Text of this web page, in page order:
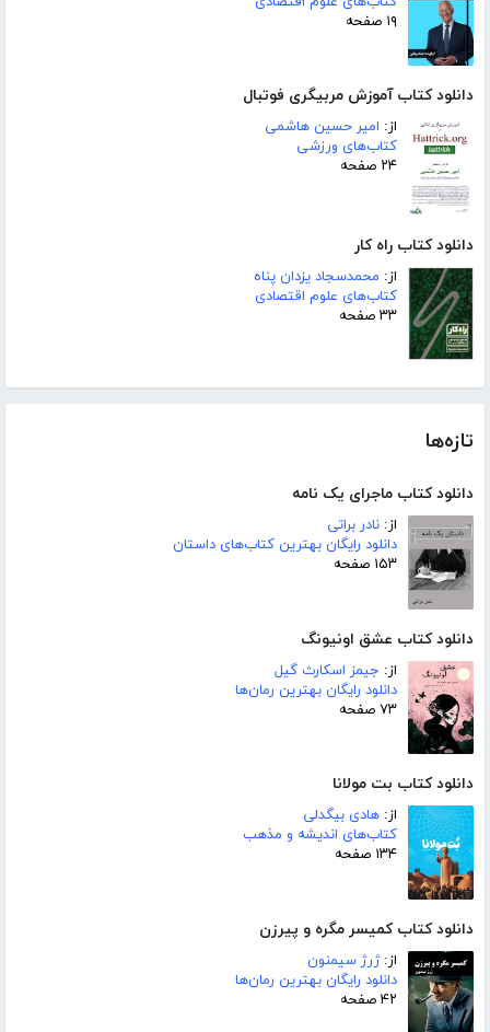
۱۹ صفحه
دانلود کتاب آموزش مربیگری فوتبال
از: امیر حسین هاشمی
کتاب‌های ورزشی
۲۴ صفحه
دانلود کتاب راه کار
از: محمدسجاد یزدان پناه
کتاب‌های علوم اقتصادی
۳۳ صفحه
تازه‌ها
دانلود کتاب ماجرای یک نامه
از: نادر براتی
دانلود رایگان بهترین کتاب‌های داستان
۱۵۳ صفحه
دانلود کتاب عشق اونیونگ
از: جیمز اسکارث گیل
دانلود رایگان بهترین رمان‌ها
۷۳ صفحه
دانلود کتاب بت مولانا
از: هادی بیگدلی
کتاب‌های اندیشه و مذهب
۱۳۴ صفحه
دانلود کتاب کمیسر مگره و پیرزن
از:ژرژ سیمنون
دانلود رایگان بهترین رمان‌ها
۴۲ صفحه